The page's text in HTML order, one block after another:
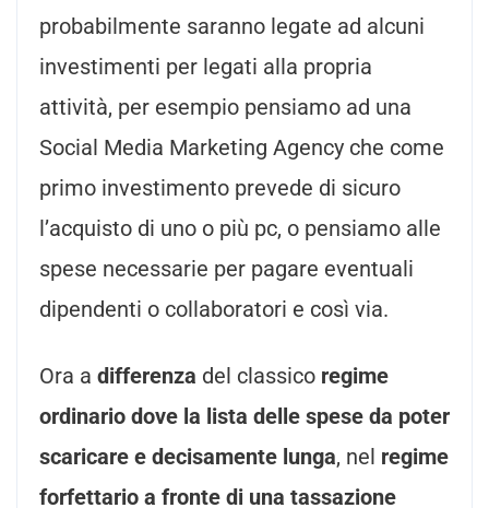
probabilmente saranno legate ad alcuni
investimenti per legati alla propria
attività, per esempio pensiamo ad una
Social Media Marketing Agency che come
primo investimento prevede di sicuro
l’acquisto di uno o più pc, o pensiamo alle
spese necessarie per pagare eventuali
dipendenti o collaboratori e così via.
Ora a differenza del classico regime
ordinario dove la lista delle spese da poter
scaricare e decisamente lunga, nel regime
forfettario a fronte di una tassazione